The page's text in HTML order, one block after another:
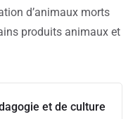
d’animaux morts
produits animaux et
et de culture